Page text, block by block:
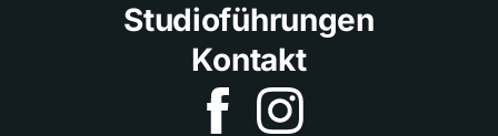
Studioführungen
Kontakt